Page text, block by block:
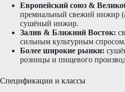
Европейский союз &
премиальный свежий инжир
сушёный инжир.
Залив & Ближний Восток:
сильным культурным спросом.
Более широкие рынки:
розницы и пищевого
Спецификации и классы